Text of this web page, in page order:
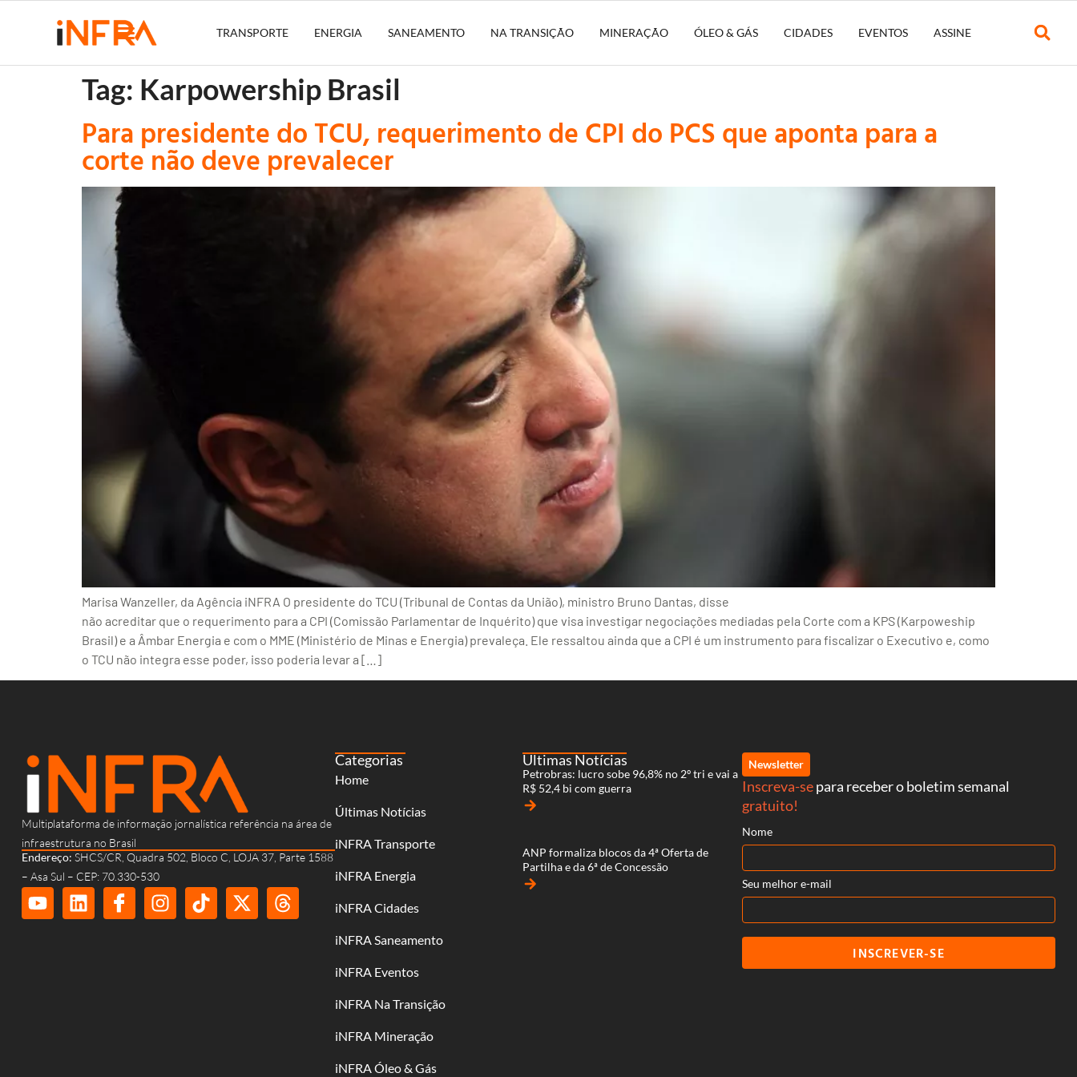
TRANSPORTE ENERGIA SANEAMENTO NA TRANSIÇÃO MINERAÇÃO ÓLEO & GÁS CIDADES EVENTOS ASSINE
Tag: Karpowership Brasil
Para presidente do TCU, requerimento de CPI do PCS que aponta para a
corte não deve prevalecer
Marisa Wanzeller, da Agência iNFRA O presidente do TCU (Tribunal de Contas da União), ministro Bruno Dantas, disse
não acreditar que o requerimento para a CPI (Comissão Parlamentar de Inquérito) que visa investigar negociações mediadas pela Corte com a KPS (Karpoweship
Brasil) e a Âmbar Energia e com o MME (Ministério de Minas e Energia) prevaleça. Ele ressaltou ainda que a CPI é um instrumento para fiscalizar o Executivo e, como
o TCU não integra esse poder, isso poderia levar a […]
Multiplataforma de informação jornalística referência na área de
infraestrutura no Brasil
Endereço: SHCS/CR, Quadra 502, Bloco C, LOJA 37, Parte 1588
– Asa Sul – CEP: 70.330-530
Categorias
Home
Últimas Notícias
iNFRA Transporte
iNFRA Energia
iNFRA Cidades
iNFRA Saneamento
iNFRA Eventos
iNFRA Na Transição
iNFRA Mineração
iNFRA Óleo & Gás
Últimas Notícias
Petrobras: lucro sobe 96,8% no 2º tri e vai a
R$ 52,4 bi com guerra
arrow_forward
ANP formaliza blocos da 4ª Oferta de
Partilha e da 6ª de Concessão
arrow_forward
Newsletter
Inscreva-separa receber o boletim semanal
gratuito!
Nome
Seu melhor e-mail
INSCREVER-SE